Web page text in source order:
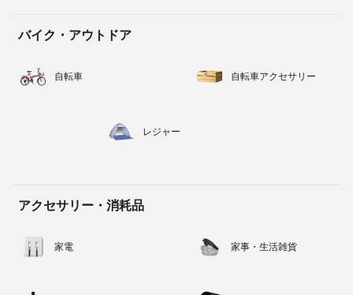
バイク・アウトドア
自転車 自転車アクセサリー
レジャー
アクセサリー・消耗品
家電 家事・生活雑貨